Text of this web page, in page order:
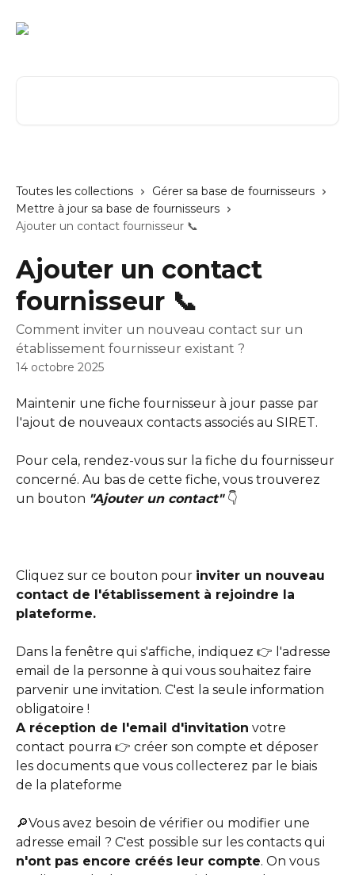
Toutes les collections
Gérer sa base de fournisseurs
Mettre à jour sa base de fournisseurs
Ajouter un contact fournisseur 📞
Ajouter un contact
fournisseur 📞
Comment inviter un nouveau contact sur un
établissement fournisseur existant ?
14 octobre 2025
Maintenir une fiche fournisseur à jour passe par
l'ajout de nouveaux contacts associés au SIRET.
Pour cela, rendez-vous sur la fiche du fournisseur
concerné. Au bas de cette fiche, vous trouverez
un bouton "Ajouter un contact" 👇
Cliquez sur ce bouton pour inviter un nouveau
contact de l'établissement à rejoindre la
plateforme.
Dans la fenêtre qui s'affiche, indiquez 👉 l'adresse
email de la personne à qui vous souhaitez faire
parvenir une invitation. C'est la seule information
obligatoire !
A réception de l'email d'invitation votre
contact pourra 👉 créer son compte et déposer
les documents que vous collecterez par le biais
de la plateforme
🔎Vous avez besoin de vérifier ou modifier une
adresse email ? C'est possible sur les contacts qui
n'ont pas encore créés leur compte. On vous